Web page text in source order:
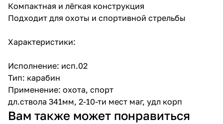
Компактная и лёгкая конструкция
Подходит для охоты и спортивной стрельбы
Характеристики:
Исполнение: исп.02
Тип: карабин
Применение: охота, спорт
дл.ствола 341мм, 2-10-ти мест маг, удл корп
Вам также может понравиться